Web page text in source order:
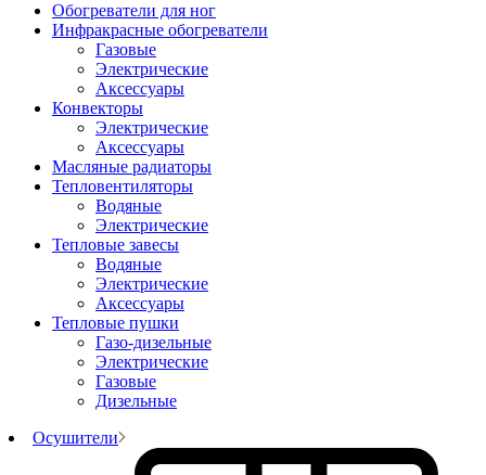
Обогреватели для ног
Инфракрасные обогреватели
Газовые
Электрические
Аксессуары
Конвекторы
Электрические
Аксессуары
Масляные радиаторы
Тепловентиляторы
Водяные
Электрические
Тепловые завесы
Водяные
Электрические
Аксессуары
Тепловые пушки
Газо-дизельные
Электрические
Газовые
Дизельные
Осушители